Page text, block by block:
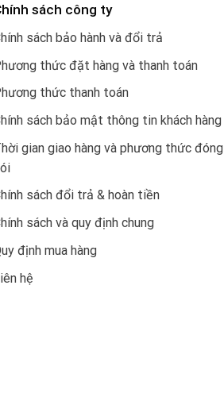
sách công ty
sách bảo hành và đổi trả
thức đặt hàng và thanh toán
thức thanh toán
sách bảo mật thông tin khách hàng
gian giao hàng và phương thức đóng
sách đổi trả & hoàn tiền
sách và quy định chung
định mua hàng
hệ